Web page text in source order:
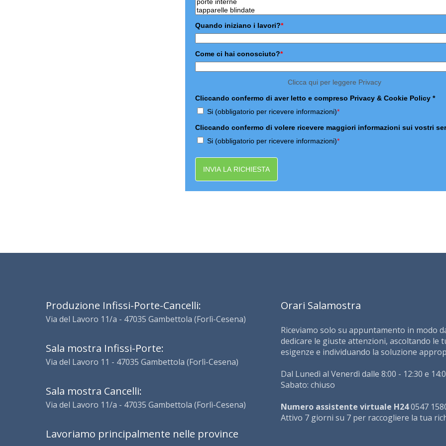
Quando iniziano i lavori?*
Come ci hai conosciuto?*
Clicca qui per leggere Privacy
Cliccando confermo di aver letto e compreso Privacy & Cookie Policy *
Si (obbligatorio per ricevere informazioni)*
Cliccando confermo di volere ricevere maggiori informazioni sui vostri
Si (obbligatorio per ricevere informazioni)*
INVIA LA RICHIESTA
Produzione Infissi-Porte-Cancelli:
Via del Lavoro 11/a - 47035 Gambettola (Forlì-Cesena)
Sala mostra Infissi-Porte:
Via del Lavoro 11 - 47035 Gambettola (Forlì-Cesena)
Sala mostra Cancelli:
Via del Lavoro 11/a - 47035 Gambettola (Forlì-Cesena)
Lavoriamo principalmente nelle province
Orari Salamostra
Riceviamo solo su appuntamento in modo
dedicare le giuste attenzioni, ascoltando le
esigenze e individuando la soluzione
Dal Lunedì al Venerdì dalle 8:00 - 12:30 e
Sabato: chiuso
Numero assistente virtuale H240547
Attivo 7 giorni su 7 per raccogliere la tua